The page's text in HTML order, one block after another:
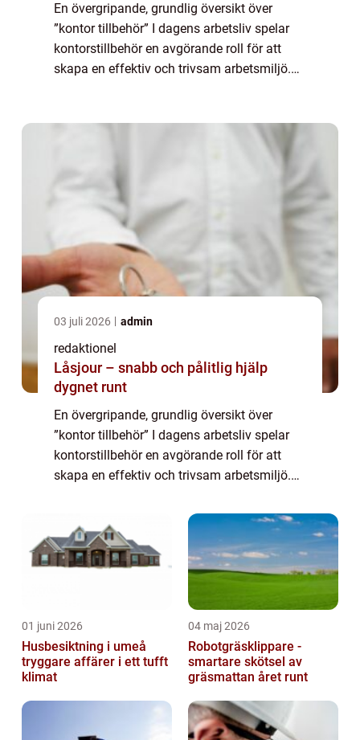
En övergripande, grundlig översikt över
”kontor tillbehör” I dagens arbetsliv spelar
kontorstillbehör en avgörande roll för att
skapa en effektiv och trivsam arbetsmiljö.
03 juli 2026 admin
redaktionel
Låsjour – snabb och pålitlig hjälp
dygnet runt
En övergripande, grundlig översikt över
”kontor tillbehör” I dagens arbetsliv spelar
kontorstillbehör en avgörande roll för att
skapa en effektiv och trivsam arbetsmiljö.
accessoarer kan man öka p...
01 juni 2026
Husbesiktning i umeå
tryggare affärer i ett tufft
klimat
04 maj 2026
Robotgräsklippare -
smartare skötsel av
gräsmattan året runt